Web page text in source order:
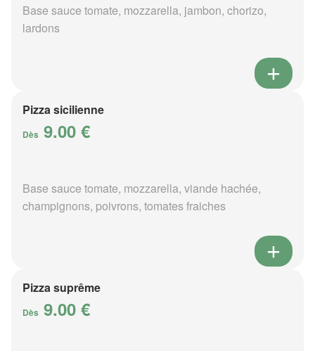
Base sauce tomate, mozzarella, jambon, chorizo,
lardons
Pizza sicilienne
Dès 9.00 €
Base sauce tomate, mozzarella, viande hachée,
champignons, poivrons, tomates fraiches
Pizza suprême
Dès 9.00 €